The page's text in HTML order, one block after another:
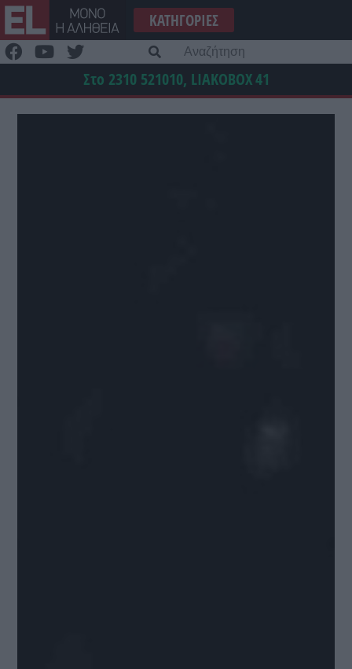
Μετάβαση
στο
περιεχόμενο
ΚΑΤΗΓΟΡΊΕΣ
Στο 2310 521010, LIAKOBOX41